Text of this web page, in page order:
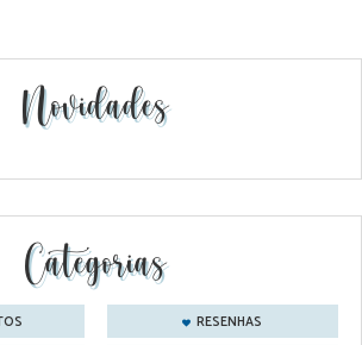
Novidades
Categorias
RESENHAS